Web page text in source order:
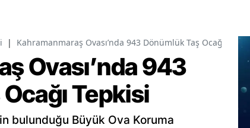
| Kahramanmaraş Ovası’nda 943 Dönümlük Taş Ocağı Tepkisi
Ovası’nda 943
Tepkisi
bulunduğu Büyük Ova Koruma